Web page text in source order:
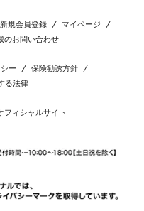
新規会員登録
マイページ
のお問い合わせ
ー
保険勧誘方針
る法律
フィシャルサイト